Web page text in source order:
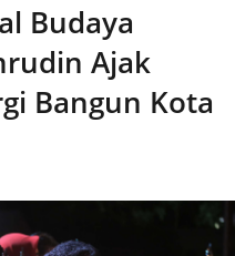
Budaya
Ajak
Bangun Kota